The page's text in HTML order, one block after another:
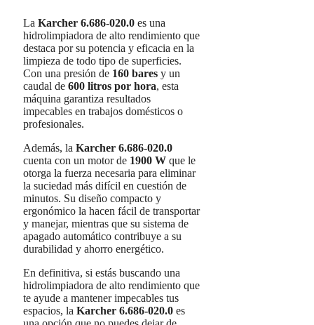
La Karcher 6.686-020.0 es una
hidrolimpiadora de alto rendimiento que
destaca por su potencia y eficacia en la
limpieza de todo tipo de superficies.
Con una presión de 160 bares y un
caudal de 600 litros por hora, esta
máquina garantiza resultados
impecables en trabajos domésticos o
profesionales.
Además, la Karcher 6.686-020.0
cuenta con un motor de 1900 W que le
otorga la fuerza necesaria para eliminar
la suciedad más difícil en cuestión de
minutos. Su diseño compacto y
ergonómico la hacen fácil de transportar
y manejar, mientras que su sistema de
apagado automático contribuye a su
durabilidad y ahorro energético.
En definitiva, si estás buscando una
hidrolimpiadora de alto rendimiento que
te ayude a mantener impecables tus
espacios, la Karcher 6.686-020.0 es